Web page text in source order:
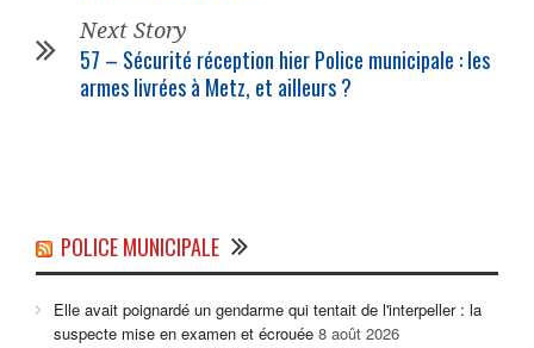
Next Story
57 – Sécurité réception hierPolice municipale : les
armes livrées à Metz, et ailleurs ?
POLICE MUNICIPALE
Elle avait poignardé un gendarme qui tentait de l'interpeller : la
suspecte mise en examen et écrouée 8 août 2026